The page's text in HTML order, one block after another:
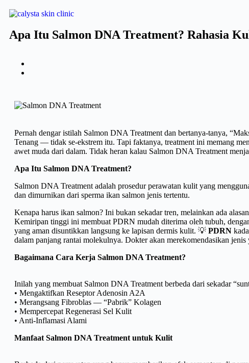
Apa Itu Salmon DNA Treatment? Rahasia
Pernah dengar istilah Salmon DNA Treatment dan bertanya-tanya,
Tenang — tidak se-ekstrem itu. Tapi faktanya, treatment ini memang
awet muda dari dalam. Tidak heran kalau Salmon DNA Treatment
Apa Itu Salmon DNA Treatment?
Salmon DNA Treatment adalah prosedur perawatan kulit yang
dan dimurnikan dari sperma ikan salmon jenis tertentu.
Kenapa harus ikan salmon? Ini bukan sekadar tren, melainkan ada
Kemiripan tinggi ini membuat PDRN mudah diterima oleh tubuh,
yang aman disuntikkan langsung ke lapisan dermis kulit. 💡 PDRN
dalam panjang rantai molekulnya. Dokter akan merekomendasikan
Bagaimana Cara Kerja Salmon DNA Treatment?
Inilah yang membuat Salmon DNA Treatment berbeda dari sekadar
• Mengaktifkan Reseptor Adenosin A2A
• Merangsang Fibroblas — “Pabrik” Kolagen
• Mempercepat Regenerasi Sel Kulit
• Anti-Inflamasi Alami
Manfaat Salmon DNA Treatment untuk Kulit